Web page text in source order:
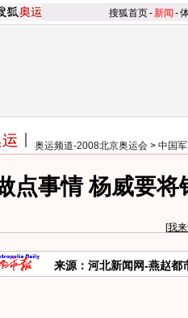
搜狐首页-新闻 -
奥运频道-2008北京奥运会 > 中国
点事情 杨威要将
[我
来源：河北新闻网-燕赵都